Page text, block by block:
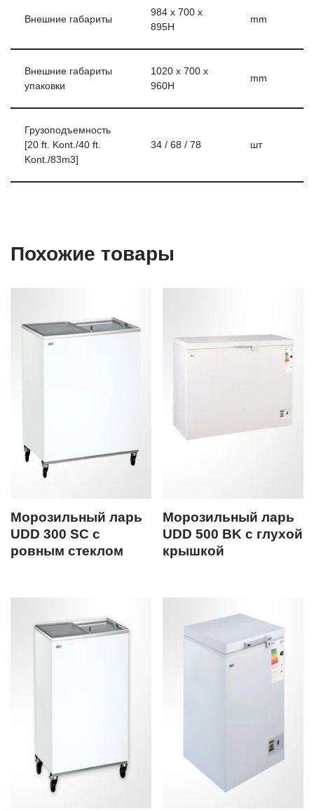
Внешние габариты
984 x 700 x
895H
mm
Внешние габариты
упаковки
1020 x 700 x
960H
mm
Грузоподъемность
[20 ft. Kont./40 ft.
Kont./83m3]
34 / 68 / 78 шт
Похожие товары
Морозильный ларь
UDD 300 SC с
ровным стеклом
Морозильный ларь
UDD 500 BK с глухой
крышкой